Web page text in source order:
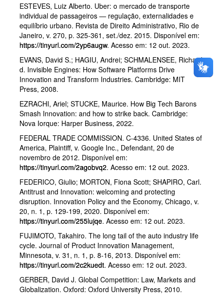
ESTEVES, Luiz Alberto. Uber: o mercado de transporte
individual de passageiros — regulação, externalidades e
equilíbrio urbano. Revista de Direito Administrativo, Rio de
Janeiro, v. 270, p. 325-361, set./dez. 2015. Disponível em:
https://tinyurl.com/2yp6augw. Acesso em: 12 out. 2023.
EVANS, David S.; HAGIU, Andrei; SCHMALENSEE, Richard
d. Invisible Engines: How Software Platforms Drive
Innovation and Transform Industries. Cambridge: MIT
Press, 2008.
EZRACHI, Ariel; STUCKE, Maurice. How Big Tech Barons
Smash Innovation: and how to strike back. Cambridge:
Nova Iorque: Harper Business, 2022.
FEDERAL TRADE COMMISSION. C-4336. United States of
America, Plaintiff, v. Google Inc., Defendant, 20 de
novembro de 2012. Disponível em:
https://tinyurl.com/2agobvq2. Acesso em: 12 out. 2023.
FEDERICO, Giulio; MORTON, Fiona Scott; SHAPIRO, Carl.
Antitrust and Innovation: welcoming and protecting
disruption. Innovation Policy and the Economy, Chicago, v.
20, n. 1, p. 129-199, 2020. Disponível em:
https://tinyurl.com/255lujqe. Acesso em: 12 out. 2023.
FUJIMOTO, Takahiro. The long tail of the auto industry life
cycle. Journal of Product Innovation Management,
Minnesota, v. 31, n. 1, p. 8-16, 2013. Disponível em:
https://tinyurl.com/2c2kuedt. Acesso em: 12 out. 2023.
GERBER, David J. Global Competition: Law, Markets and
Globalization. Oxford: Oxford University Press, 2010.